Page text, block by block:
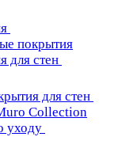
покрытия
для стен
для стен
Collection
уходу